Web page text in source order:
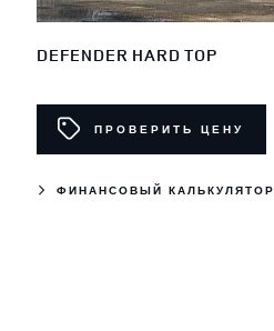
DEFENDER HARD TOP
ПРОВЕРИТЬ ЦЕНУ
ФИНАНСОВЫЙ КАЛЬКУЛЯТОР